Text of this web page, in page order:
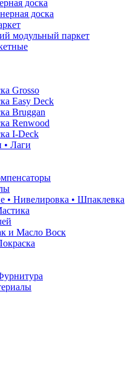
доска
доска
модульный паркет
Grosso
Easy Deck
Bruggan
Renwood
I-Deck
• Лаги
• Нивелировка • Шпаклевка
и Масло Воск